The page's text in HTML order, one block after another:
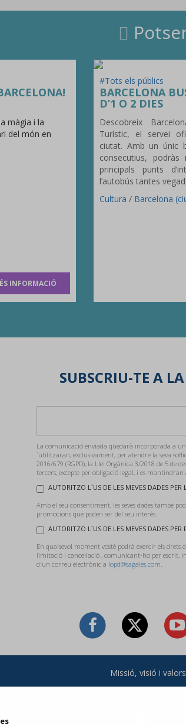
màgia i la
del món en
INFORMACIÓ
#Tots els públics
BARCELONA
D’1 O 2 DIES
Descobreix
Turístic, el servei
ciutat. Amb un únic
consecutius, podràs
principals punts
l’autobús tantes
Cultura / Barcelona
SUBSCRIU-TE A
La comunicació enviada quedarà incorporada a un
´utilitzaran, exclusivament, per atendre la seva
2016/679 (RGPD), la Llei Orgànica 3/2018 de 5 de
tercers, excepte per obligació legal, i es mantindran
AUTORITZO L´US DE LES MEVES DADES
Amb el seu consentiment, les seves dades també
promocions que poden ser del seu interès.
AUTORITZO L´US DE LES MEVES DADES PER
En qualsevol moment vostè podrà exercir els drets
limitació i cancel·lació , comunicant-ho per escrit,
d'un correu electrònic a lopd@sagales.com.
Missió, visió i valors
Condicions generals i política de